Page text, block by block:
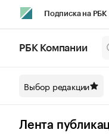
Подписка на РБК
Спецпроекты
Технологии и
РБК Компании
Выбор редакции
Лента